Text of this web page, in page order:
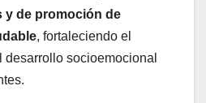
y de promoción de
, fortaleciendo el
desarrollo socioemocional